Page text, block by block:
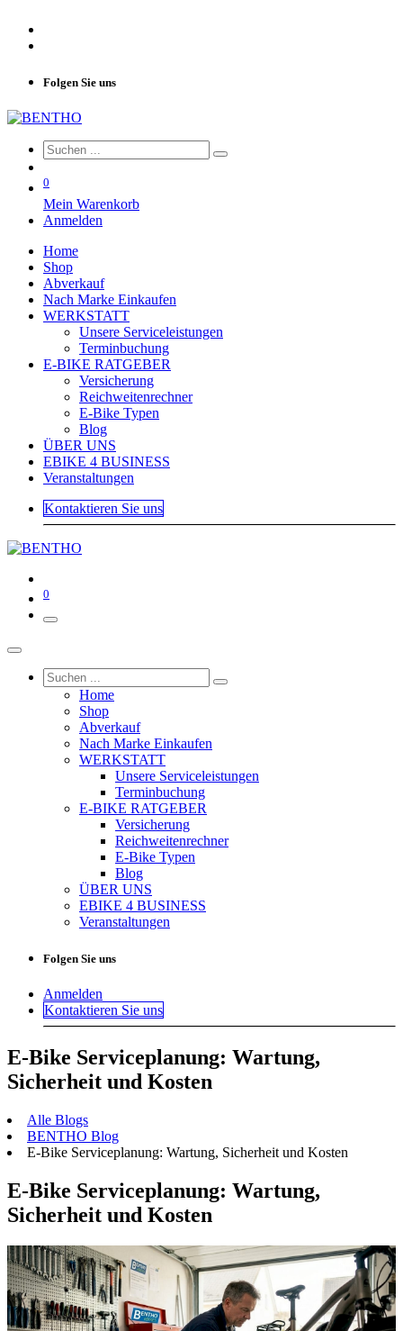
Folgen Sie uns
0
Mein Warenkorb
Anmelden
Home
Shop
Abverkauf
Nach Marke Einkaufen
WERKSTATT
Unsere Serviceleistungen
Terminbuchung
E-BIKE RATGEBER
Versicherung
Reichweitenrechner
E-Bike Typen
Blog
ÜBER UNS
EBIKE 4 BUSINESS
Veranstaltungen
Kontaktieren Sie uns
0
Home
Shop
Abverkauf
Nach Marke Einkaufen
WERKSTATT
Unsere Serviceleistungen
Terminbuchung
E-BIKE RATGEBER
Versicherung
Reichweitenrechner
E-Bike Typen
Blog
ÜBER UNS
EBIKE 4 BUSINESS
Veranstaltungen
Folgen Sie uns
Anmelden
Kontaktieren Sie uns
E-Bike Serviceplanung: Wartung,
Sicherheit und Kosten
Alle Blogs
BENTHO Blog
E-Bike Serviceplanung: Wartung, Sicherheit und Kosten
E-Bike Serviceplanung: Wartung,
Sicherheit und Kosten